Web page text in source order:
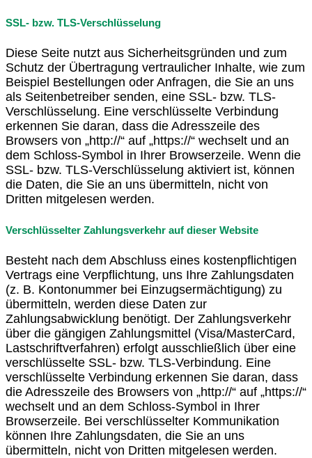
SSL- bzw. TLS-Verschlüsselung
Diese Seite nutzt aus Sicherheitsgründen und zum
Schutz der Übertragung vertraulicher Inhalte, wie zum
Beispiel Bestellungen oder Anfragen, die Sie an uns
als Seitenbetreiber senden, eine SSL- bzw. TLS-
Verschlüsselung. Eine verschlüsselte Verbindung
erkennen Sie daran, dass die Adresszeile des
Browsers von „http://“ auf „https://“ wechselt und an
dem Schloss-Symbol in Ihrer Browserzeile. Wenn die
SSL- bzw. TLS-Verschlüsselung aktiviert ist, können
die Daten, die Sie an uns übermitteln, nicht von
Dritten mitgelesen werden.
Verschlüsselter Zahlungsverkehr auf dieser Website
Besteht nach dem Abschluss eines kostenpflichtigen
Vertrags eine Verpflichtung, uns Ihre Zahlungsdaten
(z. B. Kontonummer bei Einzugsermächtigung) zu
übermitteln, werden diese Daten zur
Zahlungsabwicklung benötigt. Der Zahlungsverkehr
über die gängigen Zahlungsmittel (Visa/MasterCard,
Lastschriftverfahren) erfolgt ausschließlich über eine
verschlüsselte SSL- bzw. TLS-Verbindung. Eine
verschlüsselte Verbindung erkennen Sie daran, dass
die Adresszeile des Browsers von „http://“ auf „https://“
wechselt und an dem Schloss-Symbol in Ihrer
Browserzeile. Bei verschlüsselter Kommunikation
können Ihre Zahlungsdaten, die Sie an uns
übermitteln, nicht von Dritten mitgelesen werden.